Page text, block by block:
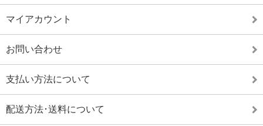
マイアカウント
お問い合わせ
支払い方法について
配送方法･送料について